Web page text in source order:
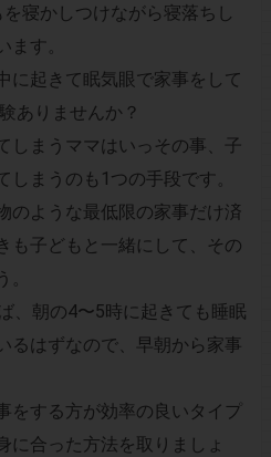
を寝かしつけながら寝落ちし
す。
に起きて眠気眼で家事をして
ありませんか？
しまうママはいっその事、子
しまうのも1つの手段です。
のような最低限の家事だけ済
も子どもと一緒にして、その
、朝の4〜5時に起きても睡眠
るはずなので、早朝から家事
をする方が効率の良いタイプ
に合った方法を取りましょ